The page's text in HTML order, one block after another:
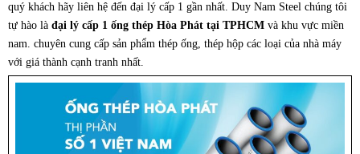
quý khách hãy liên hệ đến đại lý cấp 1 gần nhất. Duy Nam Steel chúng tôi
tự hào là đại lý cấp 1 ống thép Hòa Phát tại TPHCM và khu vực miền
nam. chuyên cung cấp sản phẩm thép ống, thép hộp các loại của nhà máy
với giá thành cạnh tranh nhất.